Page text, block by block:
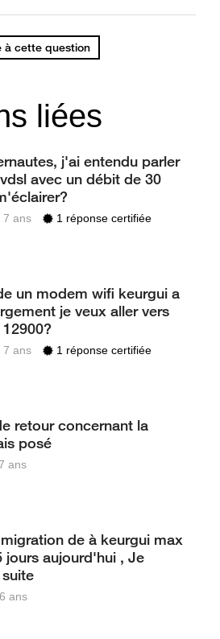
à cette question
liées
j'ai entendu parler
avec un débit de 30
7 ans 1 réponse certifiée
un modem wifi keurgui a
je veux aller vers
7 ans 1 réponse certifiée
retour concernant la
posé
ans
de à keurgui max
jours aujourd'hui , Je
ans